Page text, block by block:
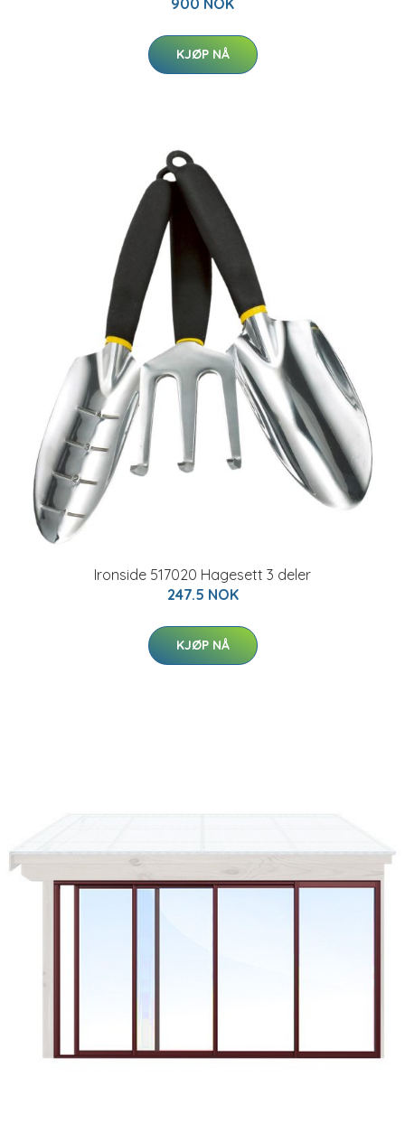
900 NOK
KJØP NÅ
Ironside 517020 Hagesett 3 deler
247.5 NOK
KJØP NÅ